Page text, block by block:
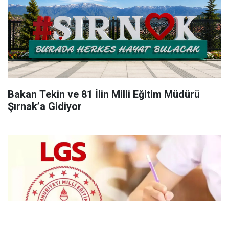
Bakan Tekin ve 81 İlin Milli Eğitim Müdürü
Şırnak’a Gidiyor